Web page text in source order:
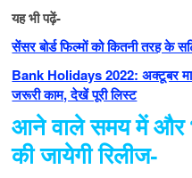
यह भी पढ़ें-
सेंसर बोर्ड फिल्मों को कितनी तरह के
Bank Holidays 2022: अक्टूबर
जरूरी काम, देखें पूरी लिस्ट
आने वाले समय में और
की जायेगी रिलीज-